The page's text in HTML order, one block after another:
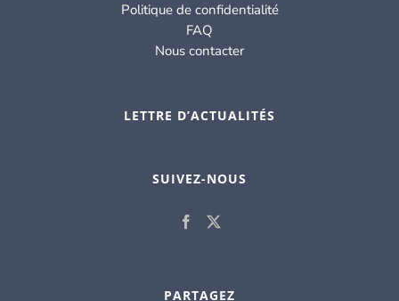
Politique de confidentialité
FAQ
Nous contacter
LETTRE D’ACTUALITÉS
SUIVEZ-NOUS
PARTAGEZ